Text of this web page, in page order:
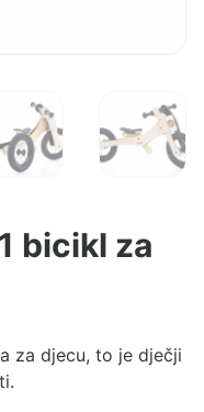
bicikl za
za djecu, to je dječji